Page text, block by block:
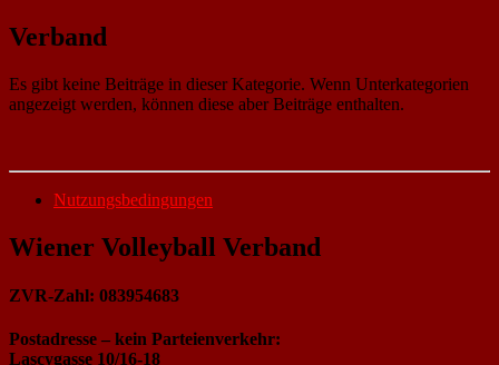
Verband
Es gibt keine Beiträge in dieser Kategorie. Wenn Unterkategorien
angezeigt werden, können diese aber Beiträge enthalten.
Nutzungsbedingungen
Wiener Volleyball Verband
ZVR-Zahl: 083954683
Postadresse – kein Parteienverkehr:
Lascygasse 10/16-18